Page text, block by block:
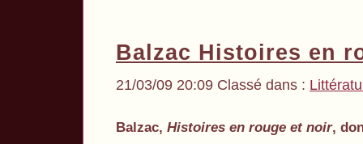
Balzac Histoires en
21/03/09 20:09 Classé dans :
Balzac, Histoires en rouge et noir,